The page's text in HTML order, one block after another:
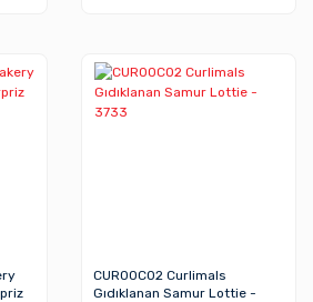
CUR00C02 Curlimals
Gıdıklanan Samur Lottie -